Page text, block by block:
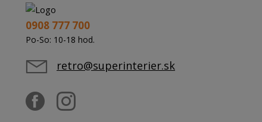
0908 777 700
Po-So: 10-18 hod.
retro@superinterier.sk